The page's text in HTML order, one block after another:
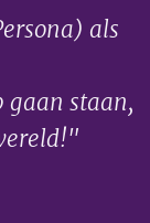
als
gaan staan,